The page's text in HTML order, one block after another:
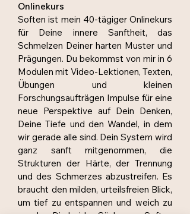
Onlinekurs
Soften ist mein 40-tägiger Onlinekurs
für Deine innere Sanftheit, das
Schmelzen Deiner harten Muster und
Prägungen. Du bekommst von mir in 6
Modulen mit Video-Lektionen, Texten,
Übungen und kleinen
Forschungsaufträgen Impulse für eine
neue Perspektive auf Dein Denken,
Deine Tiefe und den Wandel, in dem
wir gerade alle sind. Dein System wird
ganz sanft mitgenommen, die
Strukturen der Härte, der Trennung
und des Schmerzes abzustreifen. Es
braucht den milden, urteilsfreien Blick,
um tief zu entspannen und weich zu